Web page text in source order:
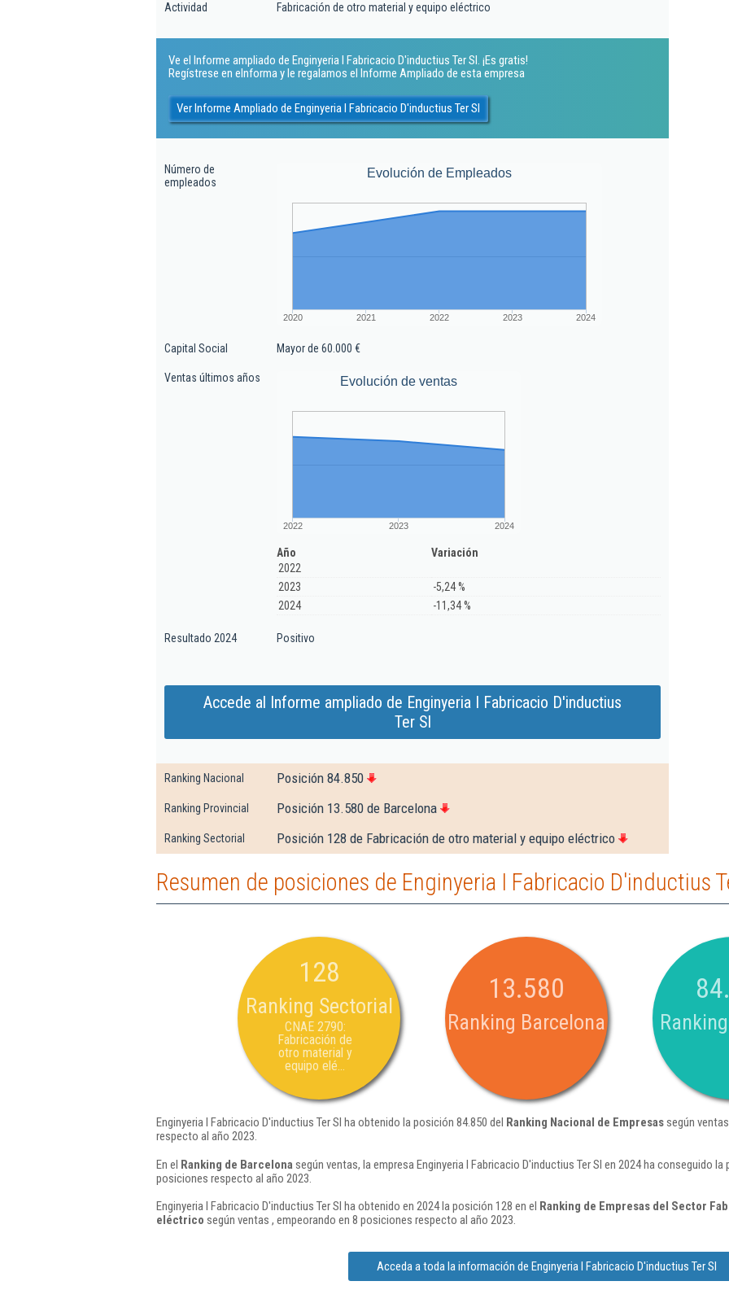
Actividad Fabricación de otro material y equipo eléctrico
Ve el Informe ampliado de Enginyeria I Fabricacio D'inductius Ter Sl. ¡Es gratis!
Regístrese en eInforma y le regalamos el Informe Ampliado de esta empresa
Ver Informe Ampliado de Enginyeria I Fabricacio D'inductius Ter Sl
Número de
empleados
Evolución de Empleados
2020 2021 2022 2023 2024
Capital Social Mayor de 60.000 €
Ventas últimos años Evolución de ventas
2022 2023 2024
Año
Variación
2022
2023
-5,24 %
2024
-11,34 %
Resultado 2024 Positivo
Accede al Informe ampliado de Enginyeria I Fabricacio D'inductius
Ter Sl
Ranking Nacional Posición 84.850
Ranking Provincial Posición 13.580 de Barcelona
Ranking Sectorial Posición 128 de Fabricación de otro material y equipo eléctrico
Resumen de posiciones de Enginyeria I Fabricacio D'inductius
128
Ranking Sectorial
CNAE 2790:
Fabricación de
otro material y
equipo elé...
13.580
Ranking Barcelona
Enginyeria I Fabricacio D'inductius Ter Sl ha obtenido la posición 84.850 del Ranking Nacional de Empresassegún
respecto al año 2023.
En el Ranking de Barcelona según ventas, la empresa Enginyeria I Fabricacio D'inductius Ter Sl en 2024 ha conseguido
posiciones respecto al año 2023.
Enginyeria I Fabricacio D'inductius Ter Sl ha obtenido en 2024 la posición 128 en el Ranking de Empresas del Sector
eléctrico según ventas , empeorando en 8 posiciones respecto al año 2023.
Acceda a toda la información de Enginyeria I Fabricacio D'inductius Ter Sl